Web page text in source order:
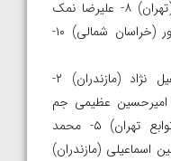
(خراسان رضوی) ۷- یوسف جابری (تهران) ۸- علیرضا نمک
شناس (کرمانشاه) ۹- مهدی علی پور (خراسان شمالی) ۱۰-
۷۱ کیلوگرم: ۱- سید حسن اسماعیل نژاد (مازندران) ۲-
دارایی (توابع تهران) ۳- امیرحسین عظیمی جم
(همدان) ۴- محمد عطاء اللهی (توابع تهران) ۵- محمد
اسماعیلی (مازندران)